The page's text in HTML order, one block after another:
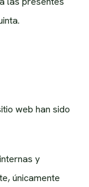
web han sido
y
únicamente